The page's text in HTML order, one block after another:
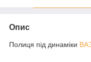
Опис
Полиця під динаміки